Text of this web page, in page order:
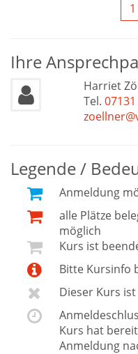
1
Ihre
Harriet
Tel.
Legende /
Anmeldung
alle Plätze
möglich
Kurs ist
Bitte Kursinfo
Dieser Kurs
Kurs hat
Anmeldung